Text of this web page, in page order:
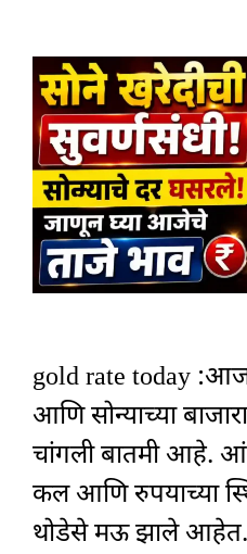
gold rate today
आणि सोन्याच्या
चांगली बातमी आहे.
कल आणि रुपयाच्या
थोडेसे मऊ झाले आहेत.